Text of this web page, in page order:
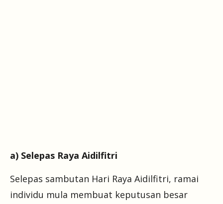
a) Selepas Raya Aidilfitri
Selepas sambutan Hari Raya Aidilfitri, ramai
individu mula membuat keputusan besar